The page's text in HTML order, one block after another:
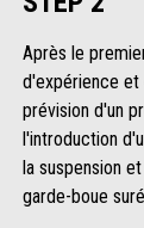
Après le
d'expérience et
prévision d'un
l'introduction
la suspension
garde-boue